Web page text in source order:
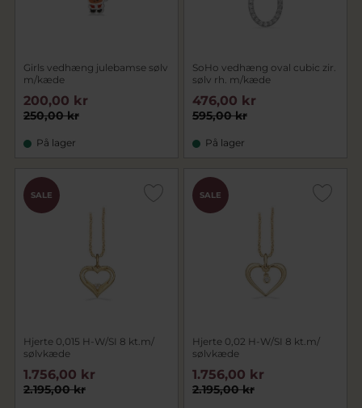
Girls vedhæng julebamse sølv
m/kæde
250,00 kr
200,00 kr
På lager
SoHo vedhæng oval cubic zir.
sølv rh. m/kæde
595,00 kr
476,00 kr
På lager
SALE
Hjerte 0,015 H-W/SI 8 kt.m/
sølvkæde
2.195,00 kr
1.756,00 kr
SALE
Hjerte 0,02 H-W/SI 8 kt.m/
sølvkæde
2.195,00 kr
1.756,00 kr